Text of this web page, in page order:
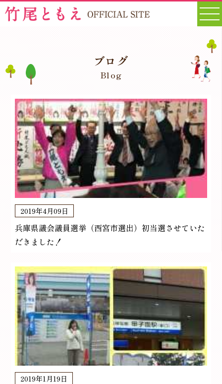
ブログ
Blog
2019年4月09日
兵庫県議会議員選挙（西宮市選出）初当選させていた
だきました！
2019年1月19日